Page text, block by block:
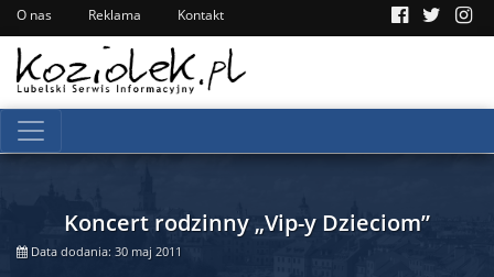
O nas Reklama Kontakt
Koncert rodzinny „Vip-y Dzieciom”
Data dodania: 30 maj 2011